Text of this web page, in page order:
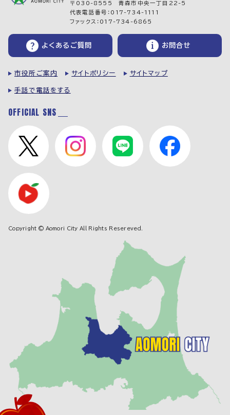
〒030-8555 青森市中央一丁目22-5
代表電話番号：017-734-1111
ファックス：017-734-6865
よくあるご質問 お問合せ
市役所ご案内 サイトポリシー サイトマップ
手話で電話をする
OFFICIAL SNS
Copyright © Aomori City All Rights Resereved.